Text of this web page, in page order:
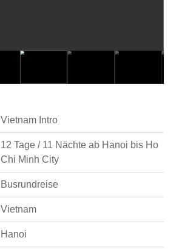
Vietnam Intro
12 Tage / 11 Nächte ab Hanoi bis Ho
Chi Minh City
Busrundreise
Vietnam
Hanoi